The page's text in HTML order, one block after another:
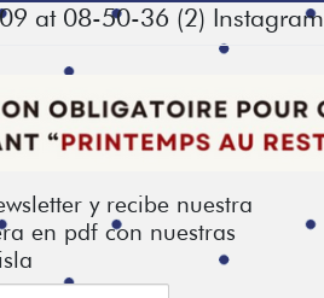
at 08-50-36 (2) Instagram
y recibe nuestra
en pdf con nuestras